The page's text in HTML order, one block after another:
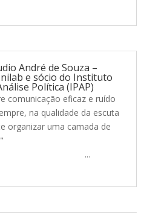
André de Souza –
e sócio do Instituto
Política (IPAP)
comunicação eficaz e ruído
na qualidade da escuta
organizar uma camada de
preditiva."